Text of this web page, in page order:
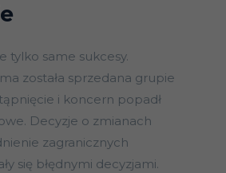
tylko same sukcesy.
została sprzedana grupie
i koncern popadł
Decyzje o zmianach
zagranicznych
się błędnymi decyzjami.